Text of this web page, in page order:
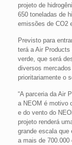
projeto de
650 toneladas de
emissões de CO2
Previsto para
terá a Air
verde, que será
diversos
prioritariamente o
“A parceria da Air
a NEOM é motivo
e do vento do
projeto renderá
grande escala que
a mais de 700.000